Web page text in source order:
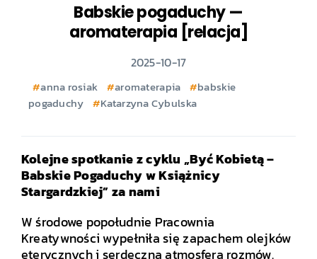
Babskie pogaduchy —
aromaterapia [relacja]
2025-10-17
anna rosiak aromaterapia
babskie
pogaduchy
Katarzyna Cybulska
Kolejne spotkanie z cyklu „Być Kobietą –
Babskie Pogaduchy w Książnicy
Stargardzkiej” za nami
W środowe popołudnie Pracownia
Kreatywności wypełniła się zapachem olejków
eterycznych i serdeczną atmosferą rozmów.